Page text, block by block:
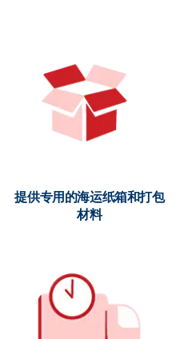
提供专用的海运纸箱和打包
材料